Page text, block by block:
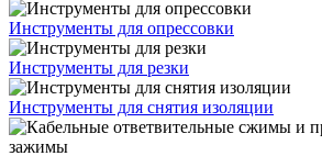
Инструменты для опрессовки
Инструменты для резки
Инструменты для снятия изоляции